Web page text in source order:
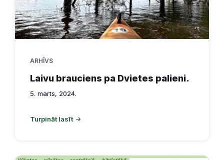
ARHĪVS
Laivu brauciens pa Dvietes palieni.
5. marts, 2024.
Turpināt lasīt